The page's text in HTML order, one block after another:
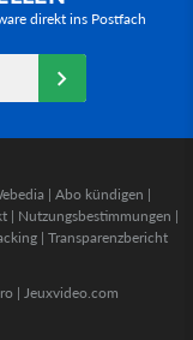
direkt ins Postfach
| Abo kündigen |
| Nutzungsbestimmungen |
| Transparenzbericht
| Jeuxvideo.com